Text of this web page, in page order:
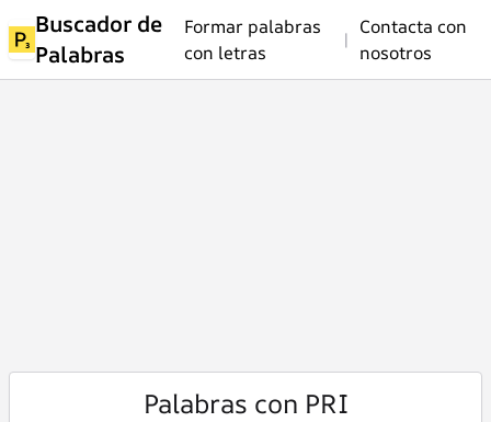
Buscador de
Palabras
Formar palabras
con letras
|
Contacta con
nosotros
Palabras con PRI